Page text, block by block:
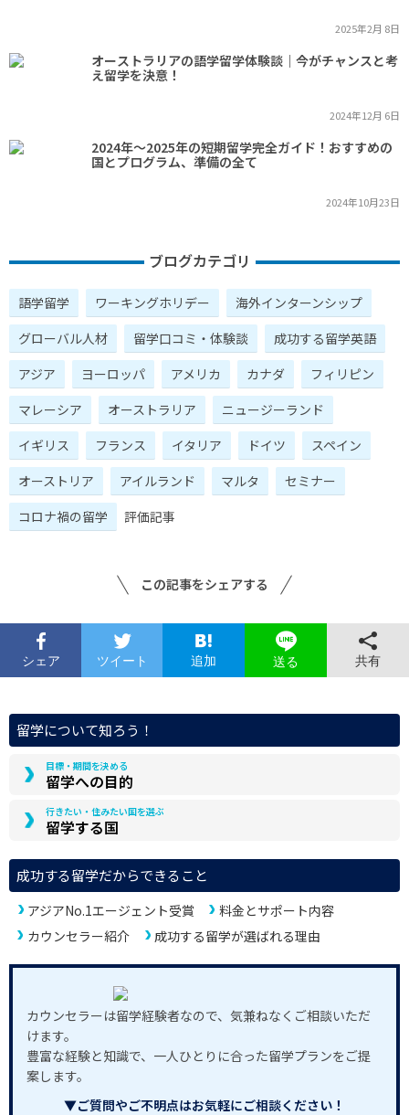
2025年2月 8日
オーストラリアの語学留学体験談｜今がチャンスと考
え留学を決意！
2024年12月 6日
2024年～2025年の短期留学完全ガイド！おすすめの
国とプログラム、準備の全て
2024年10月23日
ブログカテゴリ
語学留学 ワーキングホリデー
海外インターンシップ
グローバル人材
留学口コミ・体験談
成功する留学英語
アジア
ヨーロッパ アメリカ カナダ
フィリピン
マレーシア
オーストラリア
ニュージーランド
イギリス
フランス イタリア ドイツ
スペイン
オーストリア
アイルランド マルタ
セミナー
コロナ禍の留学
評価記事
この記事をシェアする
シェア ツイート 追加 送る 共有
留学について知ろう！
目標・期間を決める
留学への目的
行きたい・住みたい国を選ぶ
留学する国
成功する留学だからできること
アジアNo.1エージェント受賞
料金とサポート内容
カウンセラー紹介
成功する留学が選ばれる理由
カウンセラーは留学経験者なので、気兼ねなくご相談いただ
けます。
豊富な経験と知識で、一人ひとりに合った留学プランをご提
案します。
▼ご質問やご不明点はお気軽にご相談ください！